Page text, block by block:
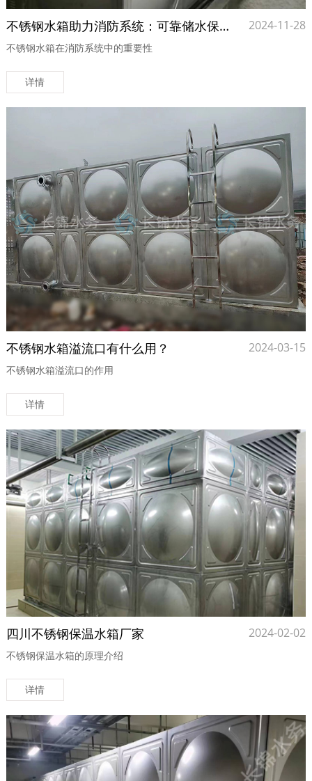
不锈钢水箱助力消防系统：可靠储水保障安全 2024-11-28
不锈钢水箱在消防系统中的重要性
详情
不锈钢水箱溢流口有什么用？ 2024-03-15
不锈钢水箱溢流口的作用
详情
四川不锈钢保温水箱厂家 2024-02-02
不锈钢保温水箱的原理介绍
详情